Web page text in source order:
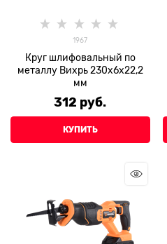
1967
Круг шлифовальный по
металлу Вихрь 230х6х22,2
мм
312 руб.
КУПИТЬ